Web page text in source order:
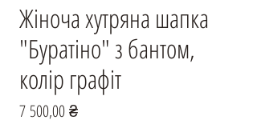
Жіноча хутряна шапка
"Буратіно" з бантом,
колір графіт
7 500,00 ₴Ціна